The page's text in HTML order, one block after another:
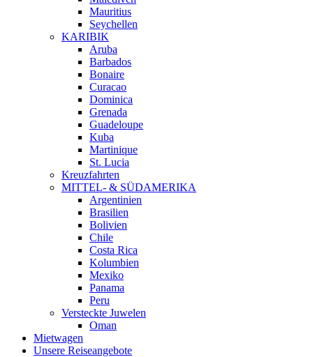
Mauritius
Seychellen
KARIBIK
Aruba
Barbados
Bonaire
Curacao
Dominica
Grenada
Guadeloupe
Kuba
Martinique
St. Lucia
Kreuzfahrten
MITTEL- & SÜDAMERIKA
Argentinien
Brasilien
Bolivien
Chile
Costa Rica
Kolumbien
Mexiko
Panama
Peru
Versteckte Juwelen
Oman
Mietwagen
Unsere Reiseangebote